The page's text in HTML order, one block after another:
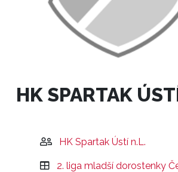
HK SPARTAK
HK Spartak Ústí n.L.
2. liga mladší dorostenky